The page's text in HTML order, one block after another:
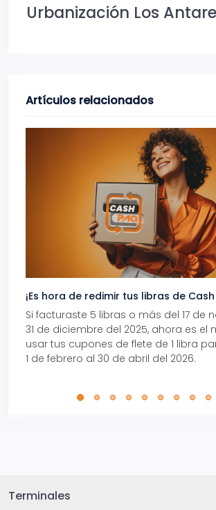
Urbanización Los
Artículos relacionados
¡Es hora de redimir tus libras de Cash
Si facturaste 5 libras o más del 17 de
31 de diciembre del 2025, ahora es el
usar tus cupones de flete de 1 libra
1 de febrero al 30 de abril del 2026.
Terminales